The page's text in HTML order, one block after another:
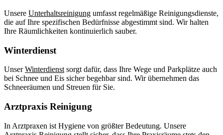
Unsere Unterhaltsreinigung umfasst regelmäßige Reinigungsdienste,
die auf Ihre spezifischen Bedürfnisse abgestimmt sind. Wir halten
Ihre Räumlichkeiten kontinuierlich sauber.
Winterdienst
UnserWinterdienst sorgt dafür, dass Ihre Wege und Parkplätze auch
bei Schnee und Eis sicher begehbar sind. Wir übernehmen das
Schneeräumen und Streuen für Sie.
Arztpraxis Reinigung
In Arztpraxen ist Hygiene von größter Bedeutung. Unsere